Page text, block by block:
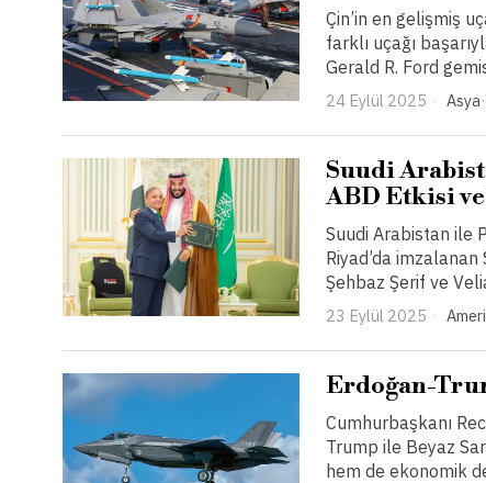
Çin’in en gelişmiş
farklı uçağı
Gerald R. Ford
24 Eylül 2025 Asya·
Suudi
ABD Etkisi
Suudi Arabistan ile
Riyad’da
Şehbaz Şerif ve
23 Eylül 2025
Erdoğan-
Cumhurbaşkanı
Trump ile Beyaz
hem de ekonomik